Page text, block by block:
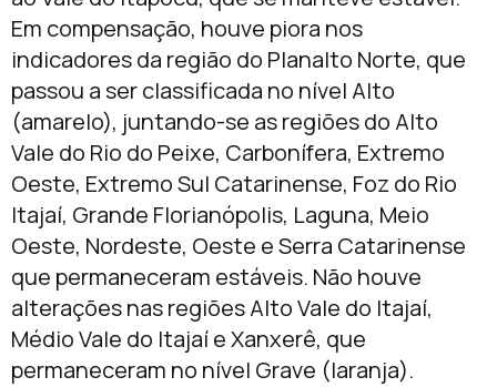
Em compensação, houve piora nos
indicadores da região do Planalto Norte, que
passou a ser classificada no nível Alto
(amarelo), juntando-se as regiões do Alto
Vale do Rio do Peixe, Carbonífera, Extremo
Oeste, Extremo Sul Catarinense, Foz do Rio
Itajaí, Grande Florianópolis, Laguna, Meio
Oeste, Nordeste, Oeste e Serra Catarinense
que permaneceram estáveis. Não houve
alterações nas regiões Alto Vale do Itajaí,
Médio Vale do Itajaí e Xanxerê, que
permaneceram no nível Grave (laranja).